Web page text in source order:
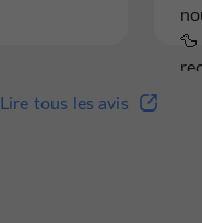
🦆
Lire tous les avis